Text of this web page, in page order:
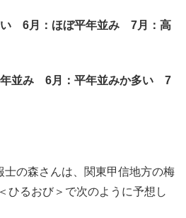
6月：ほぼ平年並み 7月：高
年並み 6月：平年並みか多い 7
士の森さんは、関東甲信地方の梅
ひるおび＞で次のように予想し